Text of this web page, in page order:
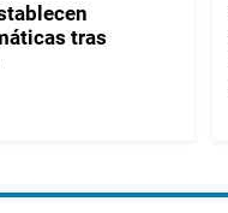
tras